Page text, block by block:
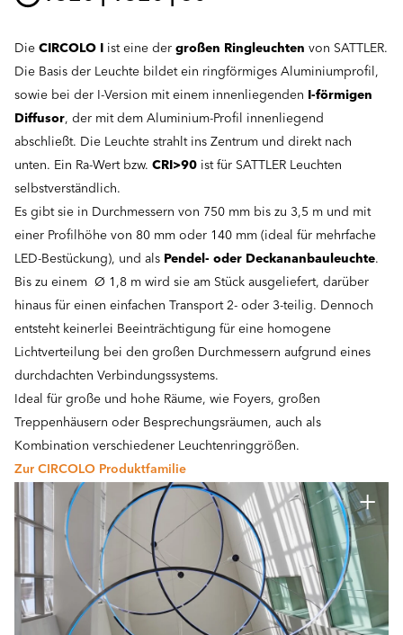
Die CIRCOLO I ist eine der großen Ringleuchten von SATTLER.
Die Basis der Leuchte bildet ein ringförmiges Aluminiumprofil,
sowie bei der I-Version mit einem innenliegenden I-förmigen
Diffusor, der mit dem Aluminium-Profil innenliegend
abschließt. Die Leuchte strahlt ins Zentrum und direkt nach
unten. Ein Ra-Wert bzw. CRI>90 ist für SATTLER Leuchten
selbstverständlich.
Es gibt sie in Durchmessern von 750 mm bis zu 3,5 m und mit
einer Profilhöhe von 80 mm oder 140 mm (ideal für mehrfache
LED-Bestückung), und als Pendel- oder Deckananbauleuchte.
Bis zu einem Ø 1,8 m wird sie am Stück ausgeliefert, darüber
hinaus für einen einfachen Transport 2- oder 3-teilig. Dennoch
entsteht keinerlei Beeinträchtigung für eine homogene
Lichtverteilung bei den großen Durchmessern aufgrund eines
durchdachten Verbindungssystems.
Ideal für große und hohe Räume, wie Foyers, großen
Treppenhäusern oder Besprechungsräumen, auch als
Kombination verschiedener Leuchtenringgrößen.
Zur CIRCOLO Produktfamilie